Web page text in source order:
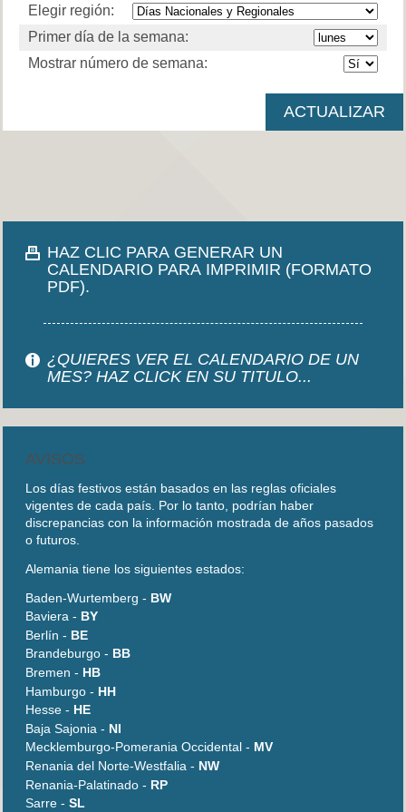
Elegir región:
Primer día de la semana:
Mostrar número de semana:
HAZ CLIC PARA GENERAR UN
CALENDARIO PARA IMPRIMIR (FORMATO
PDF).
¿QUIERES VER EL CALENDARIO DE UN
MES? HAZ CLICK EN SU TITULO...
AVISOS
Los días festivos están basados en las reglas oficiales
vigentes de cada país. Por lo tanto, podrían haber
discrepancias con la información mostrada de años pasados
o futuros.
Alemania tiene los siguientes estados:
Baden-Wurtemberg - BW
Baviera - BY
Berlín - BE
Brandeburgo - BB
Bremen - HB
Hamburgo - HH
Hesse - HE
Baja Sajonia - NI
Mecklemburgo-Pomerania Occidental - MV
Renania del Norte-Westfalia - NW
Renania-Palatinado - RP
Sarre - SL